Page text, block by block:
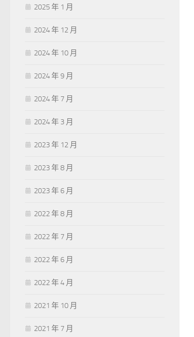
2025 年 1 月
2024 年 12 月
2024 年 10 月
2024 年 9 月
2024 年 7 月
2024 年 3 月
2023 年 12 月
2023 年 8 月
2023 年 6 月
2022 年 8 月
2022 年 7 月
2022 年 6 月
2022 年 4 月
2021 年 10 月
2021 年 7 月